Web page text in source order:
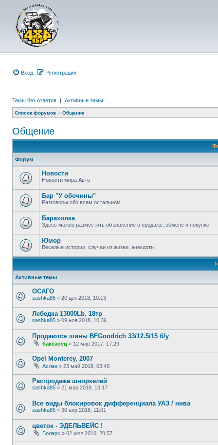
Вход Регистрация
Темы без ответов | Активные темы
Список форумов Общение
Общение
Форум
Новости
Новости мира Авто
Бар "У обочины"
Разговоры обо всем остальном
Барахолка
Здесь можно разместить объявление о продаже, обмене и покупке
Юмор
Веселые истории, случаи из жизни, анекдоты
Активные темы
ОСАГО
sashka85 » 20 дек 2018, 10:13
Лебедка 13000Lb. 18тр
sashka85 » 09 ноя 2018, 10:36
Продаются шины BFGoodrich 33/12.5/15 б/у
баксанец » 12 мар 2017, 17:29
Opel Monterey, 2007
Аслан » 23 май 2018, 03:40
Распродажа шноркелей
sashka85 » 21 мар 2018, 13:17
Все виды блокировок дифференциала УАЗ / нива
sashka85 » 30 апр 2016, 11:01
цветок - ЭДЕЛЬВЕЙС !
Боларс » 02 июл 2010, 20:57